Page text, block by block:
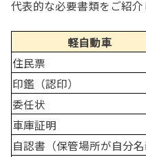
代表的な必要書類をご紹介
軽自動車
住民票
印鑑（認印）
委任状
車庫証明
自認書（保管場所が自分名